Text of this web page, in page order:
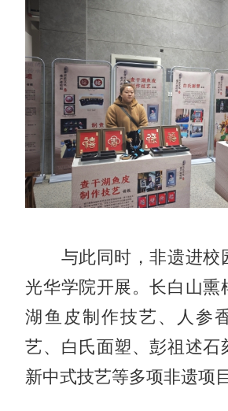
与此同时，非遗进校
光华学院开展。长白山熏
湖鱼皮制作技艺、人参
艺、白氏面塑、彭祖述石
新中式技艺等多项非遗项